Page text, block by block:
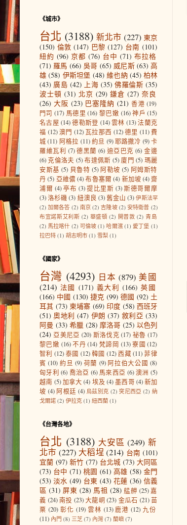
《城市》
台北 (3188) 新北市 (227) 東京
(150) 倫敦 (147) 巴黎 (127) 台南 (101)
紐約 (96) 京都 (76) 台中 (71) 布拉格
(71) 羅馬 (66) 吳哥 (65) 威尼斯 (63) 高
雄 (58) 伊斯坦堡 (48) 維也納 (45) 柏林
(43) 廣島 (42) 上海 (35) 佛羅倫斯 (35)
波士頓 (31) 北京 (29) 鎌倉 (27) 奈良
(26) 大阪 (23) 巴塞隆納 (21) 香港 (19)
門司 (17) 馬德里 (16) 黎巴嫩 (16) 神戶 (15)
名古屋 (14) 德勒斯登 (14)雲林 (13)法蘭克
福 (12) 澳門 (12)瓦拉那西 (12) 德里 (11) 費
城 (11) 阿格拉 (11)約旦 (9) 耶路撒冷 (9)卡
羅維瓦利 (7) 德黑蘭 (6) 迪亞巴克 (6) 金邊
(6) 克倫洛夫 (5)布達佩斯 (5) 廈門 (5) 瑪麗
安斯基 (5) 貝魯特 (5) 阿勒坡 (5) 阿姆斯特
丹 (5) 亞維儂 (4) 布魯塞爾 (4) 新加坡 (4) 齋
浦爾 (4) 亭布 (3) 提比里斯 (3) 斯德哥爾摩
(3)洛杉磯 (3) 紐澳良 (3)舊金山 (3) 伊斯法罕
(2) 加爾各答 (2) 南京 (2) 吉隆坡 (2) 安特衛普 (2)
布宜諾斯艾利斯 (2) 華盛頓 (2) 開普敦 (2) 青島
(2) 馬拉喀什 (2) 可倫坡 (1) 哈爾濱 (1) 愛丁堡 (1)
拉巴特 (1) 胡志明市 (1) 雪梨 (1)
《國家》
台灣 (4293) 日本 (879) 美國
(214) 法國 (171) 義大利 (166) 英國
(166) 中國 (130) 捷克 (99) 德國 (92) 土
耳其 (73) 柬埔寨 (69) 印度 (58) 西班牙
(51) 奧地利 (47) 伊朗 (37) 敘利亞 (33)
阿曼 (33) 希臘 (28) 摩洛哥 (25) 以色列
(24) 亞美尼亞 (20) 斯洛伐克 (17) 祕魯 (17)
黎巴嫩 (16) 不丹 (14) 梵諦岡 (13) 寮國 (12)
智利 (12)泰國 (12)韓國 (12)西藏 (11) 菲律
賓 (10) 約旦 (9) 荷蘭 (9) 阿拉伯大公國 (8)
匈牙利 (6) 喬治亞 (6) 馬來西亞 (6)澳洲 (5)
越南 (5) 加拿大 (4) 埃及 (4)墨西哥 (4)新加
坡 (4) 阿根廷 (4) 烏茲別克 (2) 突尼西亞 (2) 納
戈爾諾 (2) 伊拉克 (1) 紐西蘭 (1)
《台灣各地》
台北 (3188) 大安區 (249) 新
北市 (227) 大稻埕 (214) 台南 (101)
宜蘭 (97) 新竹 (77) 台北城 (73) 大同區
(73) 台中 (71) 桃園 (61) 高雄 (58) 金門
(53) 淡水 (49) 台東 (43) 花蓮 (36) 信義
區 (31) 屏東 (28) 馬祖 (28) 艋舺 (25) 嘉
義 (24) 南投 (23)大龍峒 (23) 金瓜石 (21)苗
栗 (20) 彰化 (19) 雲林 (13) 鹿港 (12) 九份
(11) 內門 (8) 三芝 (7) 內灣 (7) 蘭嶼 (7)